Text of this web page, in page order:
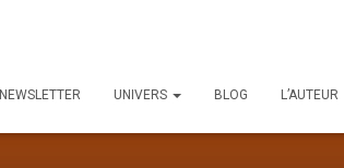
NEWSLETTER UNIVERS BLOG L’AUTEUR